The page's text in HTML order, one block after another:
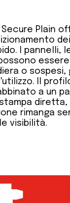
Secure Plain
I pannelli,
o sospesi,
Il
a un
diretta,
rimanga
visibilità.